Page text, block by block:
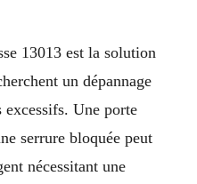
13013 est la solution
un dépannage
excessifs. Une porte
serrure bloquée peut
nécessitant une